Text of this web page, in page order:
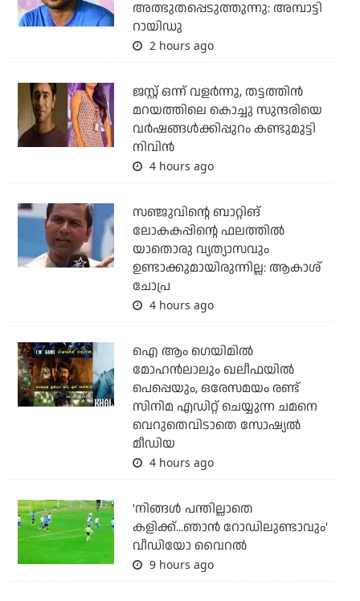
അത്ഭുതപ്പെടുത്തുന്നു: അമ്പാട്ടി
റായിഡു
2 hours ago
ജസ്റ്റ് ഒന്ന് വളര്‍ന്നു, തട്ടത്തിന്‍
മറയത്തിലെ കൊച്ചു സുന്ദരിയെ
വര്‍ഷങ്ങള്‍ക്കിപ്പുറം കണ്ടുമുട്ടി
നിവിന്‍
4 hours ago
സഞ്ജുവിന്റെ ബാറ്റിങ്
ലോകകപ്പിന്റെ ഫലത്തില്‍
യാതൊരു വ്യത്യാസവും
ഉണ്ടാക്കുമായിരുന്നില്ല: ആകാശ്
ചോപ്ര
4 hours ago
ഐ ആം ഗെയിമില്‍
മോഹന്‍ലാലും ഖലീഫയില്‍
പെപ്പെയും, ഒരേസമയം രണ്ട്
സിനിമ എഡിറ്റ് ചെയ്യുന്ന ചമനെ
വെറുതെവിടാതെ സോഷ്യല്‍
മീഡിയ
4 hours ago
'നിങ്ങള്‍ പന്തില്ലാതെ
കളിക്ക്...ഞാന്‍ റോഡിലുണ്ടാവും'
വീഡിയോ വൈറല്‍
9 hours ago